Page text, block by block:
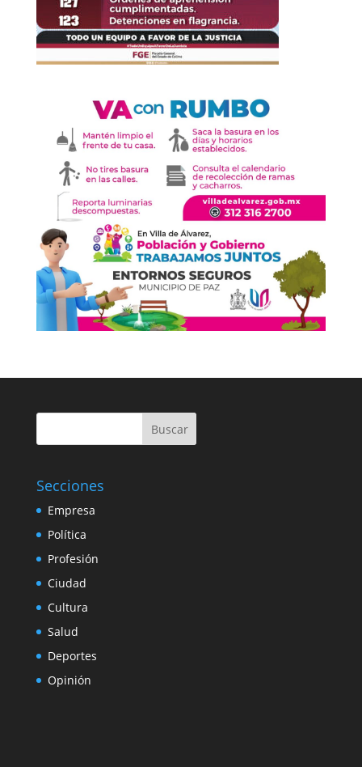
Buscar
Secciones
Empresa
Política
Profesión
Ciudad
Cultura
Salud
Deportes
Opinión